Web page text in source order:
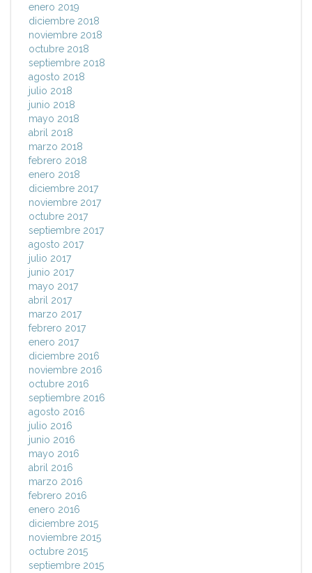
enero 2019
diciembre 2018
noviembre 2018
octubre 2018
septiembre 2018
agosto 2018
julio 2018
junio 2018
mayo 2018
abril 2018
marzo 2018
febrero 2018
enero 2018
diciembre 2017
noviembre 2017
octubre 2017
septiembre 2017
agosto 2017
julio 2017
junio 2017
mayo 2017
abril 2017
marzo 2017
febrero 2017
enero 2017
diciembre 2016
noviembre 2016
octubre 2016
septiembre 2016
agosto 2016
julio 2016
junio 2016
mayo 2016
abril 2016
marzo 2016
febrero 2016
enero 2016
diciembre 2015
noviembre 2015
octubre 2015
septiembre 2015